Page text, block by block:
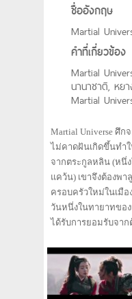
ชื่ออังกฤษ
Martial
คำที่เกี่ยวข้อง
Martial
นานาชาติ, หย
Martial
Martial Universe ศึ
ไม่คาดฝันเกิดขึ้นทำ
จากตระกูลหลิน (หนึ่
แคว้น) เขาจึงต้องพา
ครอบครัวใหม่ในเมือ
วันหนึ่งในทายาทขอ
ได้รับการยอมรับจา